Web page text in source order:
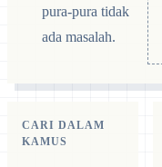
pura-pura tidak
ada masalah.
CARI DALAM
KAMUS